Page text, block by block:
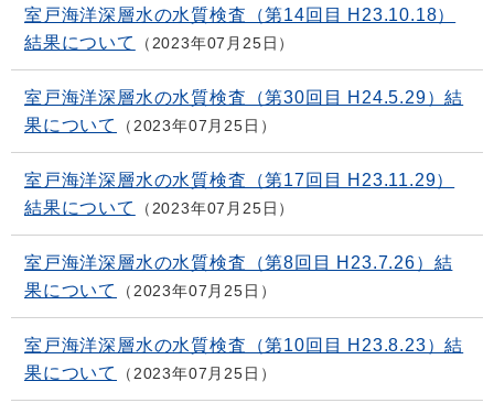
室戸海洋深層水の水質検査（第14回目 H23.10.18）
結果について
2023年07月25日
室戸海洋深層水の水質検査（第30回目 H24.5.29）結
果について
2023年07月25日
室戸海洋深層水の水質検査（第17回目 H23.11.29）
結果について
2023年07月25日
室戸海洋深層水の水質検査（第8回目 H23.7.26）結
果について
2023年07月25日
室戸海洋深層水の水質検査（第10回目 H23.8.23）結
果について
2023年07月25日